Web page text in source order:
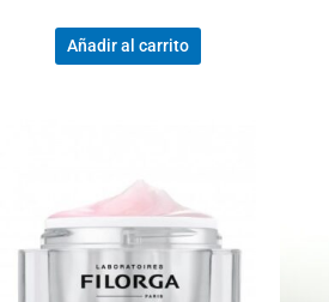
Añadir al carrito